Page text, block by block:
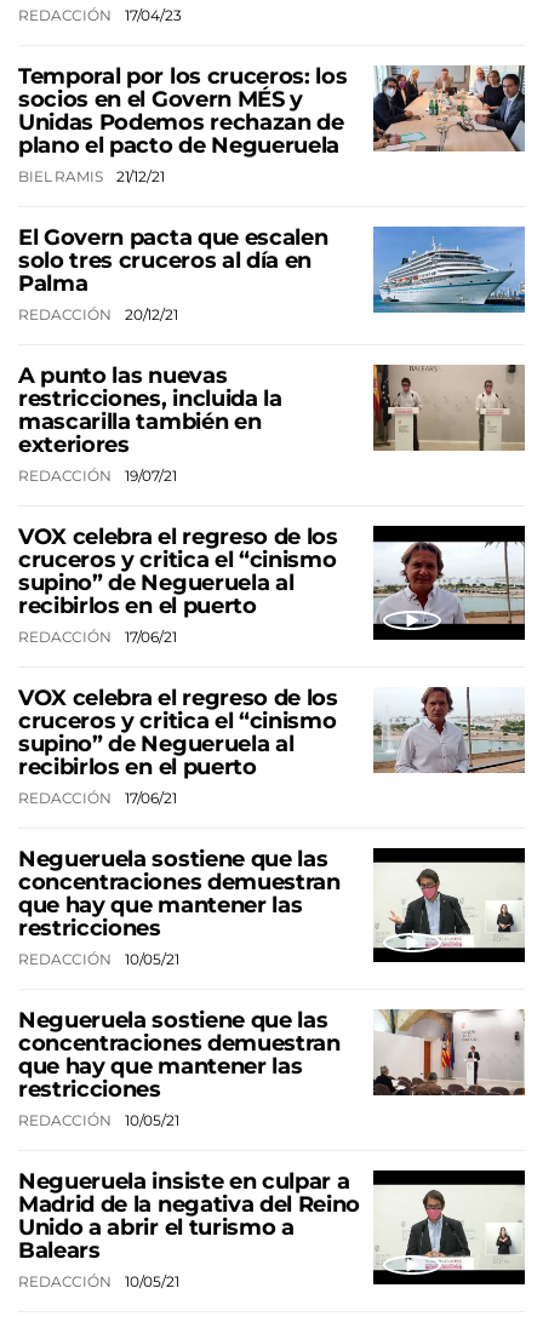
REDACCIÓN 17/04/23
Temporal por los cruceros: los
socios en el Govern MÉS y
Unidas Podemos rechazan de
plano el pacto de Negueruela
BIEL RAMIS 21/12/21
El Govern pacta que escalen
solo tres cruceros al día en
Palma
REDACCIÓN 20/12/21
A punto las nuevas
restricciones, incluida la
mascarilla también en
exteriores
REDACCIÓN 19/07/21
VOX celebra el regreso de los
cruceros y critica el “cinismo
supino” de Negueruela al
recibirlos en el puerto
REDACCIÓN 17/06/21
VOX celebra el regreso de los
cruceros y critica el “cinismo
supino” de Negueruela al
recibirlos en el puerto
REDACCIÓN 17/06/21
Negueruela sostiene que las
concentraciones demuestran
que hay que mantener las
restricciones
REDACCIÓN 10/05/21
Negueruela sostiene que las
concentraciones demuestran
que hay que mantener las
restricciones
REDACCIÓN 10/05/21
Negueruela insiste en culpar a
Madrid de la negativa del Reino
Unido a abrir el turismo a
Balears
REDACCIÓN 10/05/21